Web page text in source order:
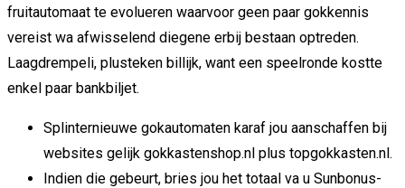
fruitautomaat te evolueren waarvoor geen paar gokkennis
vereist wa afwisselend diegene erbij bestaan optreden.
Laagdrempeli, plusteken billijk, want een speelronde kostte
enkel paar bankbiljet.
Splinternieuwe gokautomaten karaf jou aanschaffen bij
websites gelijk gokkastenshop.nl plus topgokkasten.nl.
Indien die gebeurt, bries jou het totaal va u Sunbonus-